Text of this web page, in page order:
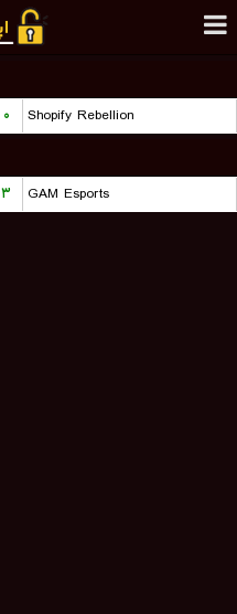
۰
Shopify Rebellion
۳ GAM Esports